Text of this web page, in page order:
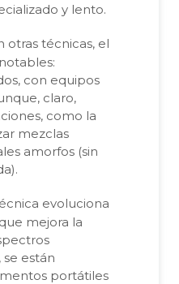
y lento.
otras técnicas, el
con equipos
claro,
como la
mezclas
amorfos (sin
evoluciona
mejora la
están
portátiles